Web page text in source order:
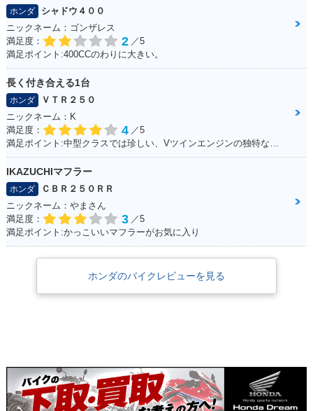
ホンダ
シャドウ４００
ニックネーム：ゴンザレス
満足度：
2 ／5
満足ポイント:400CCのわりに大きい。
長く付き合える1台
ホンダ
ＶＴＲ２５０
ニックネーム：K
満足度：
4 ／5
IKAZUCHIマフラー
ホンダ
ＣＢＲ２５０ＲＲ
ニックネーム：やまさん
満足度：
3 ／5
満足ポイント:かっこいいマフラーがお気に入り
ホンダのバイクレビューを見る